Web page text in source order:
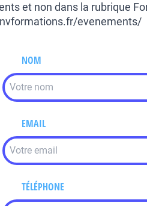
et non dans la rubrique
evenements/
NOM
EMAIL
TÉLÉPHONE